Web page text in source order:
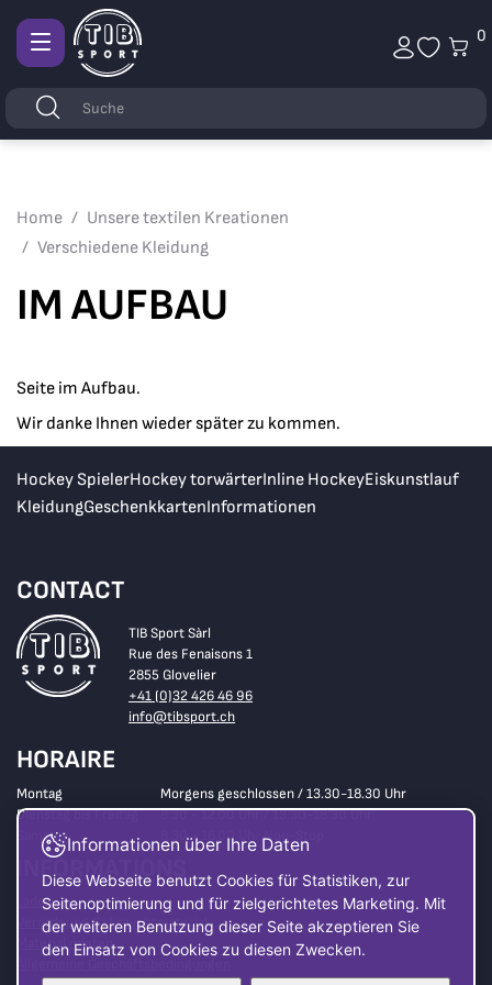
0
StichwörterSuchen
Afficher
navigation
Home
Unsere textilen Kreationen
Verschiedene Kleidung
IM AUFBAU
Seite im Aufbau.
Wir danke Ihnen wieder später zu kommen.
Hockey SpielerHockey torwärterInline HockeyEiskunstlauf
KleidungGeschenkkartenInformationen
CONTACT
TIB Sport Sàrl
Rue des Fenaisons 1
2855 Glovelier
+41 (0)32 426 46 96
info@tibsport.ch
HORAIRE
Montag
Morgens geschlossen / 13.30-18.30 Uhr
Dienstag bis Freitag
8.30 - 12.00 Uhr / 13.30-18.30 Uhr
Samstag
8.30 - 16.00 Uhr Non-Stop
INFORMATIONS
Laden
Verordnung Gebrauchtmaterial
Material mieten
Informationen über Ihre Daten
Diese Webseite benutzt Cookies für Statistiken, zur
Seitenoptimierung und für zielgerichtetes Marketing. Mit
der weiteren Benutzung dieser Seite akzeptieren Sie
den Einsatz von Cookies zu diesen Zwecken.